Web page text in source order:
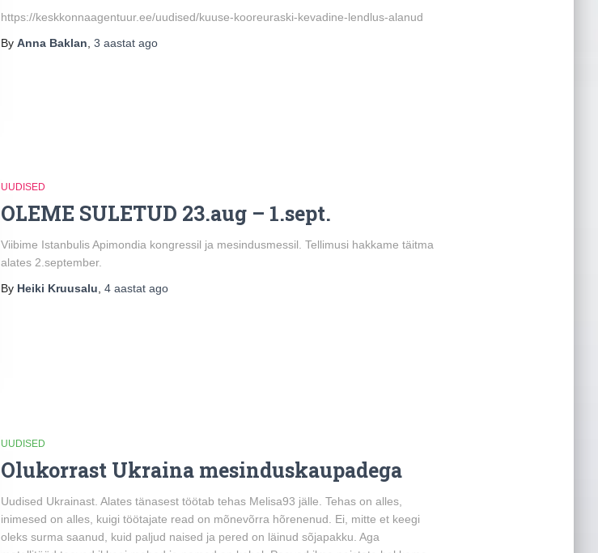
https://keskkonnaagentuur.ee/uudised/kuuse-kooreuraski-kevadine-lendlus-alanud
By Anna Baklan 3 aastatago
UUDISED
OLEME SULETUD 23.aug – 1.sept.
Viibime Istanbulis Apimondia kongressil ja mesindusmessil. Tellimusi hakkame täitma
alates 2.september.
By Heiki Kruusalu, 4 aastatago
UUDISED
Olukorrast Ukraina mesinduskaupadega
Uudised Ukrainast. Alates tänasest töötab tehas Melisa93 jälle. Tehas on alles,
inimesed on alles, kuigi töötajate read on mõnevõrra hõrenenud. Ei, mitte et keegi
oleks surma saanud, kuid paljud naised ja pered on läinud sõjapakku. Aga